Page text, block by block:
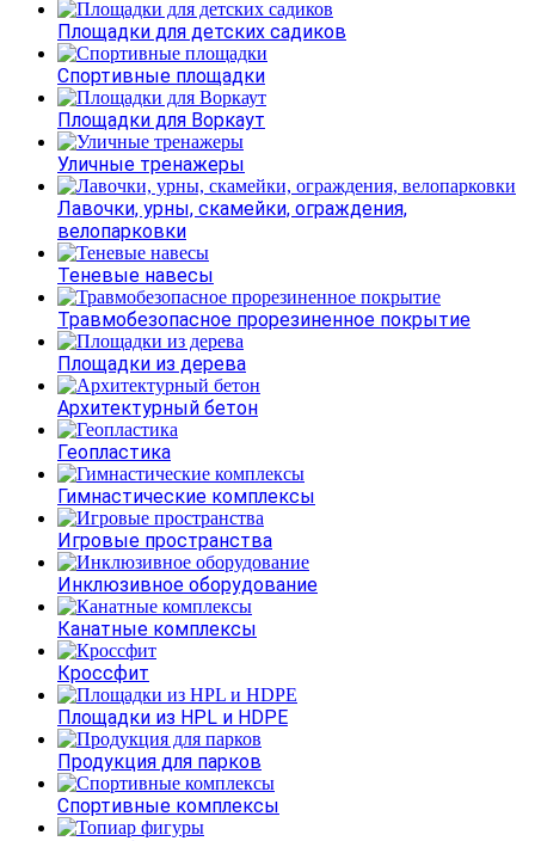
Площадки для детских садиков
Спортивные площадки
Площадки для Воркаут
Уличные тренажеры
Лавочки, урны, скамейки, ограждения,
велопарковки
Теневые навесы
Травмобезопасное прорезиненное покрытие
Площадки из дерева
Архитектурный бетон
Геопластика
Гимнастические комплексы
Игровые пространства
Инклюзивное оборудование
Канатные комплексы
Кроссфит
Площадки из HPL и HDPE
Продукция для парков
Спортивные комплексы